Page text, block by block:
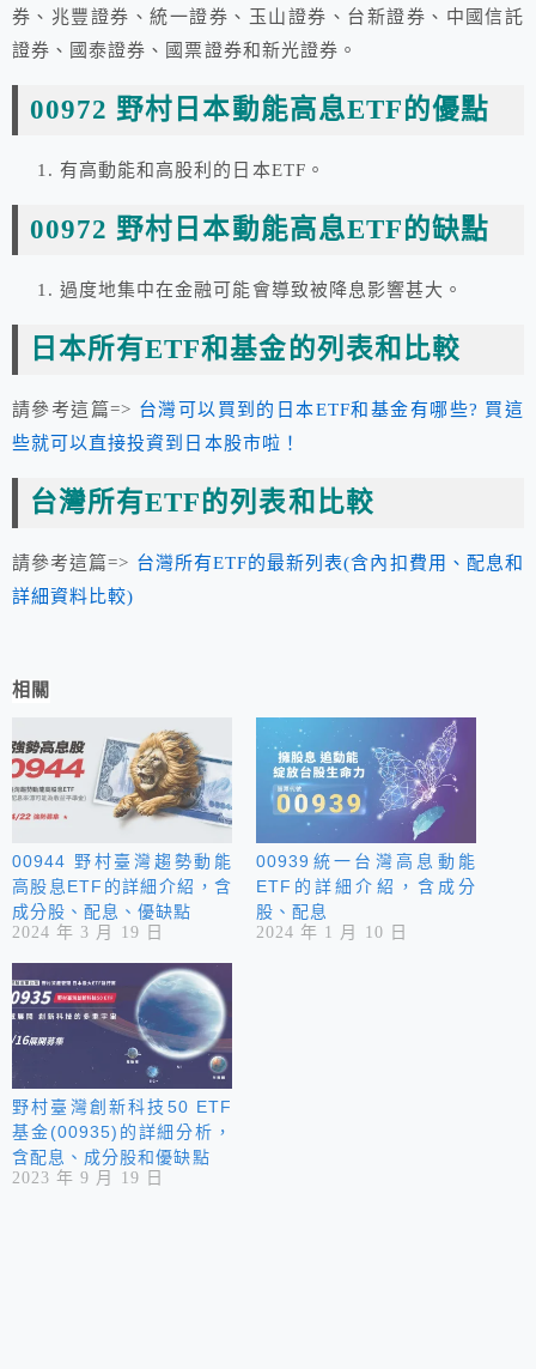
券、兆豐證券、統一證券、玉山證券、台新證券、中國信託
證券、國泰證券、國票證券和新光證券。
00972 野村日本動能高息ETF的優點
有高動能和高股利的日本ETF。
00972 野村日本動能高息ETF的缺點
過度地集中在金融可能會導致被降息影響甚大。
日本所有ETF和基金的列表和比較
請參考這篇=> 台灣可以買到的日本ETF和基金有哪些? 買這
些就可以直接投資到日本股市啦！
台灣所有ETF的列表和比較
請參考這篇=> 台灣所有ETF的最新列表(含內扣費用、配息和
詳細資料比較)
相關
00944 野村臺灣趨勢動能
高股息ETF的詳細介紹，含
成分股、配息、優缺點
2024 年 3 月 19 日
00939統一台灣高息動能
ETF的詳細介紹，含成分
股、配息
2024 年 1 月 10 日
野村臺灣創新科技50 ETF
基金(00935)的詳細分析，
含配息、成分股和優缺點
2023 年 9 月 19 日